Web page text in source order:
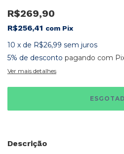
R$269,90
R$256,41 com Pix
10 x de R$26,99 sem juros
5% de desconto pagando com
Ver mais detalhes
Descrição